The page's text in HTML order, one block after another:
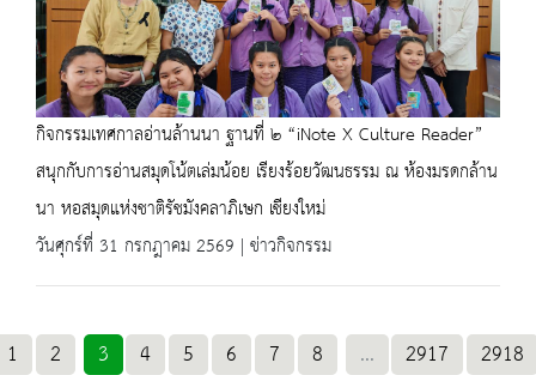
กิจกรรมเทศกาลอ่านล้านนา ฐานที่ ๒ “iNote X Culture Reader”
สนุกกับการอ่านสมุดโน้ตเล่มน้อย เรียงร้อยวัฒนธรรม ณ ห้องมรดกล้าน
นา หอสมุดแห่งชาติรัชมังคลาภิเษก เชียงใหม่
วันศุกร์ที่ 31 กรกฎาคม 2569 | ข่าวกิจกรรม
1 2 3 4 5 6 7 8 ... 2917 2918